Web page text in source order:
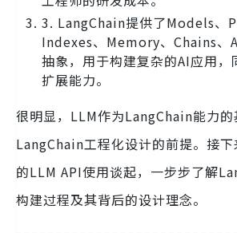
3. LangChain提供了Models、
Indexes、Memory、Chains、
抽象，用于构建复杂的AI应用，
扩展能力。
很明显，LLM作为LangChain能力
LangChain工程化设计的前提。接
的LLM API使用谈起，一步步了解
构建过程及其背后的设计理念。